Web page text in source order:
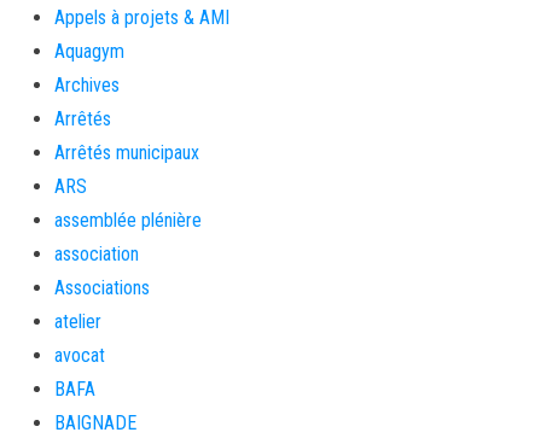
Appels à projets & AMI
Aquagym
Archives
Arrêtés
Arrêtés municipaux
ARS
assemblée plénière
association
Associations
atelier
avocat
BAFA
BAIGNADE